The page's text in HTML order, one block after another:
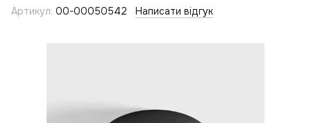
Артикул: 00-00050542 Написати відгук